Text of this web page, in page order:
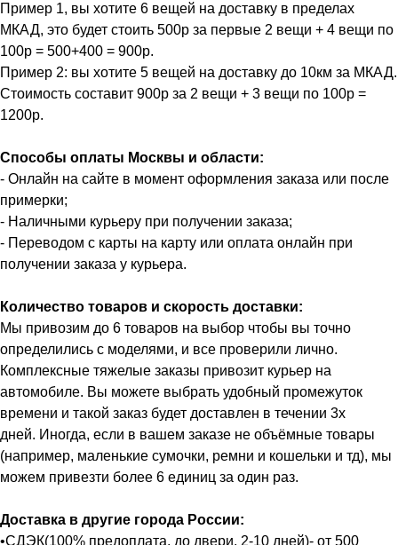
Пример 1, вы хотите 6 вещей на доставку в пределах
МКАД, это будет стоить 500р за первые 2 вещи + 4 вещи по
100р = 500+400 = 900р.
Пример 2: вы хотите 5 вещей на доставку до 10км за МКАД.
Стоимость составит 900р за 2 вещи + 3 вещи по 100р =
1200р.
Способы оплаты Москвы и области:
- Онлайн на сайте в момент оформления заказа или после
примерки;
- Наличными курьеру при получении заказа;
- Переводом с карты на карту или оплата онлайн при
получении заказа у курьера.
Количество товаров и скорость доставки:
Мы привозим до 6 товаров на выбор чтобы вы точно
определились с моделями, и все проверили лично.
Комплексные тяжелые заказы привозит курьер на
автомобиле. Вы можете выбрать удобный промежуток
времени и такой заказ будет доставлен в течении 3х
дней. Иногда, если в вашем заказе не объёмные товары
(например, маленькие сумочки, ремни и кошельки и тд), мы
можем привезти более 6 единиц за один раз.
Доставка в другие города России:
•СДЭК(100% предоплата, до двери, 2-10 дней)- от 500